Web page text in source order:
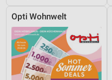
Opti Wohnwelt